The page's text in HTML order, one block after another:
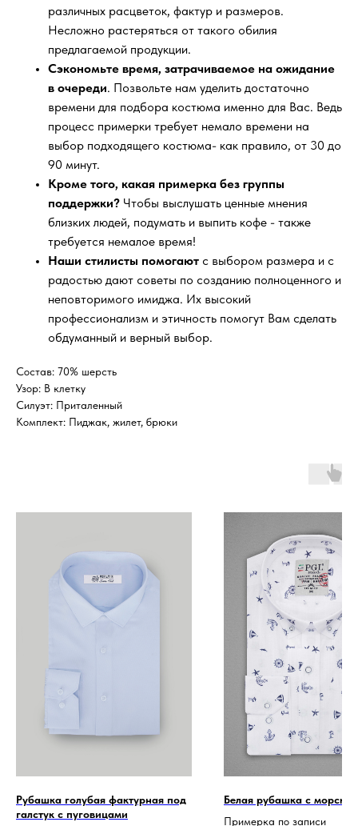
различных расцветок, фактур и размеров.
Несложно растеряться от такого обилия
предлагаемой продукции.
Сэкономьте время, затрачиваемое на ожидание
в очереди. Позвольте нам уделить достаточно
времени для подбора костюма именно для Вас. Ведь
процесс примерки требует немало времени на
выбор подходящего костюма- как правило, от 30 до
90 минут.
Кроме того, какая примерка без группы
поддержки? Чтобы выслушать ценные мнения
близких людей, подумать и выпить кофе - также
требуется немалое время!
Наши стилисты помогают с выбором размера и с
радостью дают советы по созданию полноценного и
неповторимого имиджа. Их высокий
профессионализм и этичность помогут Вам сделать
обдуманный и верный выбор.
Состав: 70% шерсть
Узор: В клетку
Силуэт: Приталенный
Комплект: Пиджак, жилет, брюки
Рубашка голубая фактурная под
галстук с пуговицами
Белая рубашка с
Примерка по записи